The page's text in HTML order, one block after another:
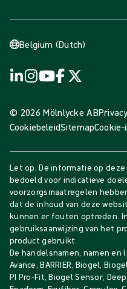
Belgium (Dutch)
© 2026 Mölnlycke AB
CookiebeleidSitemap
Let op: De informatie op
bedoeld voor indicatieve
voorzorgsmaatregelen
dat de inhoud van deze
kunnen er fouten optreden.
gebruiksaanwijzing van het
product gebruikt.
De handelsnamen, namen en
Avance, BARRIER, Biogel,
PI Pro-Fit, Biogel Sensor,